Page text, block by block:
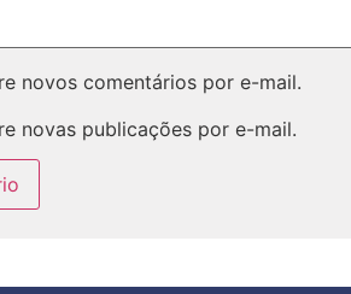
novos comentários por e-mail.
novas publicações por e-mail.